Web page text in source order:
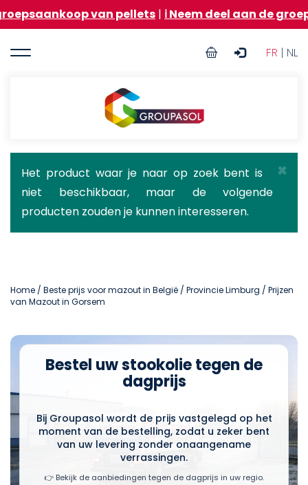
en
de
van pellets| ℹ️ Neem deel aan de
FR | NL
User
Groupasol
×
Statusbericht
Het product waar je naar op zoek bent is
niet beschikbaar, maar de volgende
producten zouden je kunnen interesseren.
Home / Beste prijs voor mazout in België / Provincie Limburg / Prijzen
van Mazout in Gorsem
Bestel uw stookolie tegen de
dagprijs
Bij Groupasol wordt de prijs vastgelegd op het
moment van de bestelling, zodat u zeker bent
van uw levering zonder onaangename
verrassingen.
👉 Bekijk de aanbiedingen tegen de dagprijs in uw regio.